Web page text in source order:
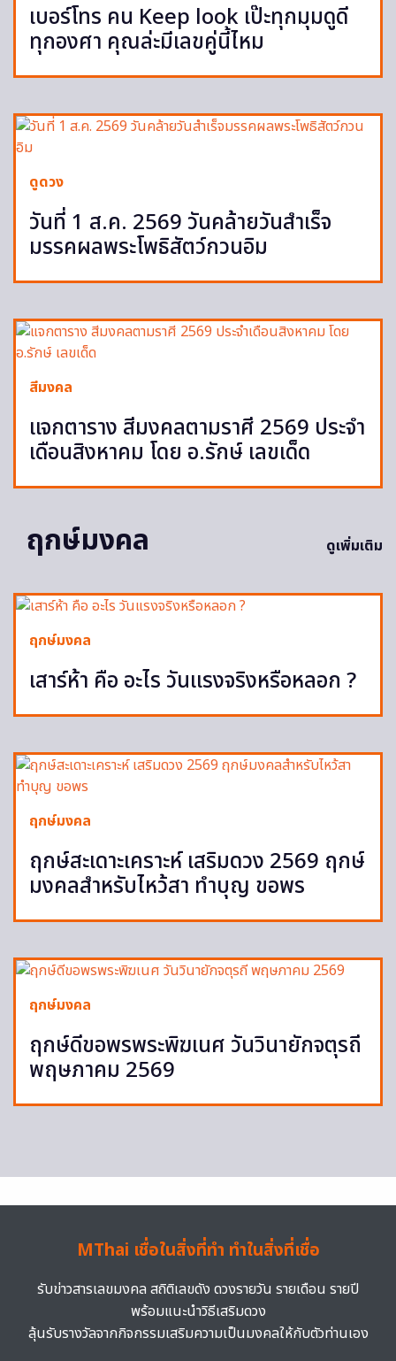
เบอร์โทร คน Keep look เป๊ะทุกมุมดูดี
ทุกองศา คุณล่ะมีเลขคู่นี้ไหม
ดูดวง
วันที่ 1 ส.ค. 2569 วันคล้ายวันสำเร็จ
มรรคผลพระโพธิสัตว์กวนอิม
สีมงคล
แจกตาราง สีมงคลตามราศี 2569 ประจำ
เดือนสิงหาคม โดย อ.รักษ์ เลขเด็ด
ฤกษ์มงคล ดูเพิ่มเติม
ฤกษ์มงคล
เสาร์ห้า คือ อะไร วันแรงจริงหรือหลอก ?
ฤกษ์มงคล
ฤกษ์สะเดาะเคราะห์ เสริมดวง 2569 ฤกษ์
มงคลสำหรับไหว้สา ทำบุญ ขอพร
ฤกษ์มงคล
ฤกษ์ดีขอพรพระพิฆเนศ วันวินายักจตุรถี
พฤษภาคม 2569
MThai เชื่อในสิ่งที่ทำ ทำในสิ่งที่เชื่อ
รับข่าวสารเลขมงคล สถิติเลขดัง ดวงรายวัน รายเดือน รายปี
พร้อมแนะนำวิธีเสริมดวง
ลุ้นรับรางวัลจากกิจกรรมเสริมความเป็นมงคลให้กับตัวท่านเอง